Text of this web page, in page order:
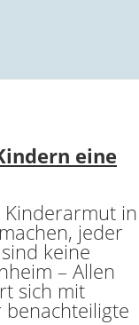
eine
Kinderarmut in
jeder
keine
– Allen
sich mit